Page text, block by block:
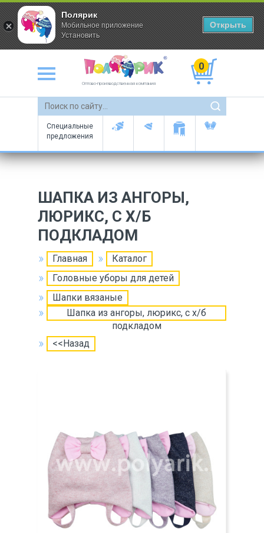
Оптово-производственная компания
0
Специальные
предложения
ШАПКА ИЗ АНГОРЫ,
ЛЮРИКС, С Х/Б
ПОДКЛАДОМ
Главная
Каталог
Головные уборы для детей
Шапки вязаные
Шапка из ангоры, люрикс, с х/б
подкладом
<<Назад
Полярик
Мобильное приложение
Установить
Открыть